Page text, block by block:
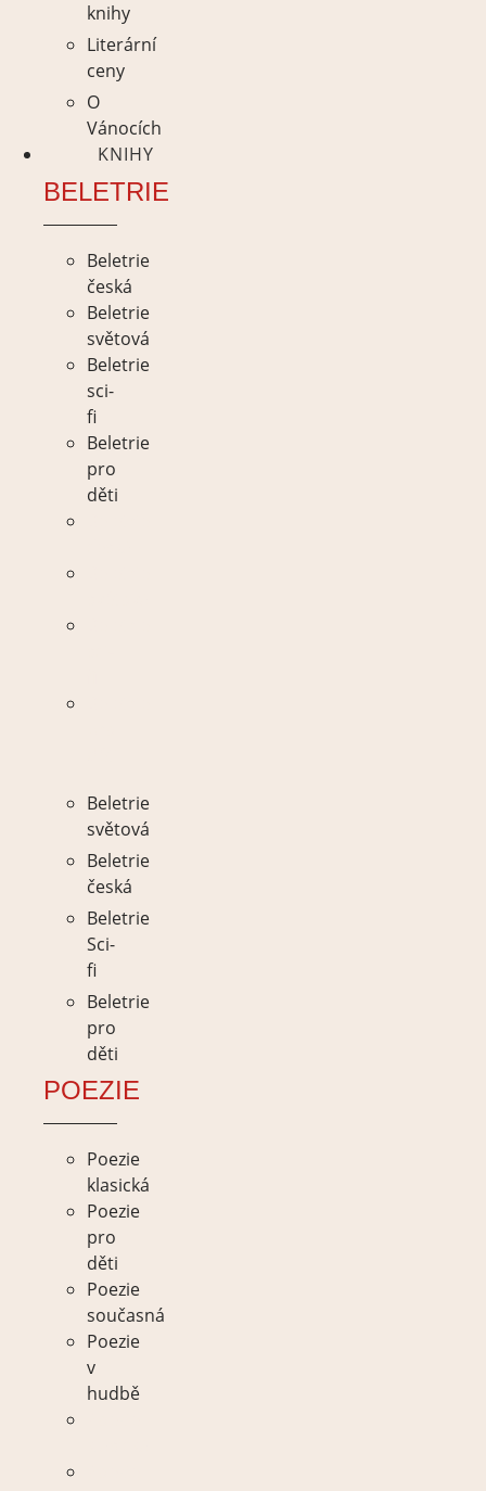
knihy
Literární
ceny
O
Vánocích
KNIHY
BELETRIE
Beletrie
česká
Beletrie
světová
Beletrie
sci-
fi
Beletrie
pro
děti
Beletrie
světová
Beletrie
česká
Beletrie
Sci-
fi
Beletrie
pro
děti
POEZIE
Poezie
klasická
Poezie
pro
děti
Poezie
současná
Poezie
v
hudbě